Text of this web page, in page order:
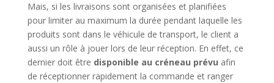
Mais, si les livraisons sont organisées et planifiées
pour limiter au maximum la durée pendant laquelle les
produits sont dans le véhicule de transport, le client a
aussi un rôle à jouer lors de leur réception. En effet, ce
dernier doit être disponible au créneau prévu afin
de réceptionner rapidement la commande et ranger